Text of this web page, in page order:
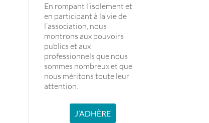
En rompant l’isolement et
en participant à la vie de
l’association, nous
montrons aux pouvoirs
publics et aux
professionnels que nous
sommes nombreux et que
nous méritons toute leur
attention.
J’ADHÈRE